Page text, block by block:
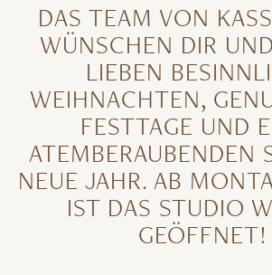
DAS TEAM VON
WÜNSCHEN DIR
LIEBEN
WEIHNACHTEN,
FESTTAGE UND
ATEMBERAUBENDEN
NEUE JAHR. AB
IST DAS STUDIO
GEÖFFNET!